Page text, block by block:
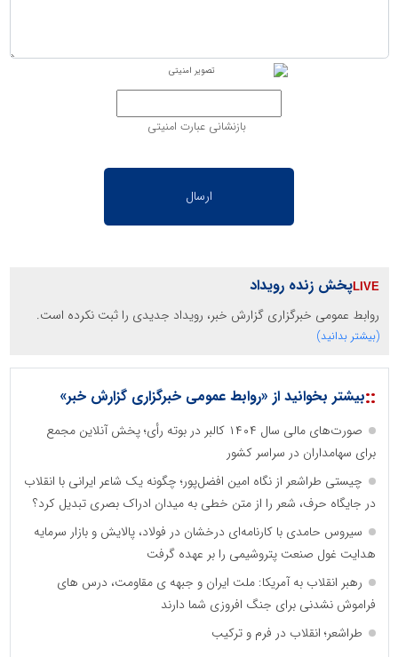
بازنشانی عبارت امنیتی
پخش زنده رویداد
روابط عمومی خبرگزاری گزارش خبر، رویداد جدیدی را ثبت نکرده است.
(بیشتر بدانید)
::بیشتر بخوانید از «روابط عمومی خبرگزاری گزارش خبر»
صورت‌های مالی سال ۱۴۰۴ کالبر در بوته رأی؛ پخش آنلاین مجمع
برای سهامداران در سراسر کشور
چیستی طراشعر از نگاه امین افضل‌پور؛ چگونه یک شاعر ایرانی با انقلاب
در جایگاه حرف، شعر را از متن خطی به میدان ادراک بصری تبدیل کرد؟
سیروس حامدی با کارنامه‌ای درخشان در فولاد، پالایش و بازار سرمایه
هدایت غول صنعت پتروشیمی را بر عهده گرفت
رهبر انقلاب به آمریکا: ملت ایران و جبهه ی مقاومت، درس های
فراموش نشدنی برای جنگ افروزی شما دارند
طراشعر؛ انقلاب در فرم و ترکیب